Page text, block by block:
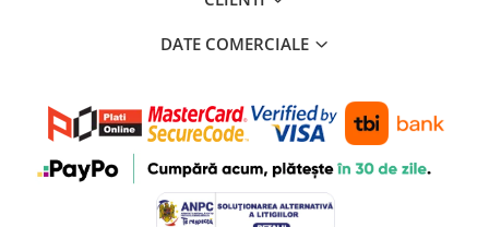
DATE COMERCIALE